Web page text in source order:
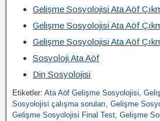
Gelişme Sosyolojisi Ata Aöf
Gelişme Sosyolojisi Ata Aöf
Gelişme Sosyolojisi Ata Aöf
Sosyoloji Ata Aöf
Din Sosyolojisi
Etiketler: Ata Aöf Gelişme Sosyolojisi,
Sosyolojisi çalışma soruları, Gelişme
Gelişme Sosyolojisi Final Test, Gelişme